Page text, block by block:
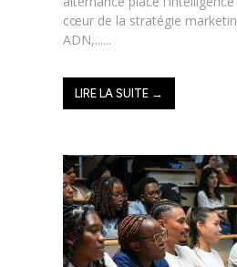
cœur de la stratégie
ADN,......
LIRE LA SUITE →